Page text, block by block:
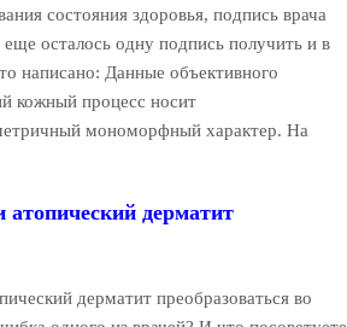
состояния здоровья, подпись врача
еще осталось одну подпись получить и в
написано: Данные объективного
кожный процесс носит
мономорфный характер. На
атопический дерматит
дерматит преобразоваться во